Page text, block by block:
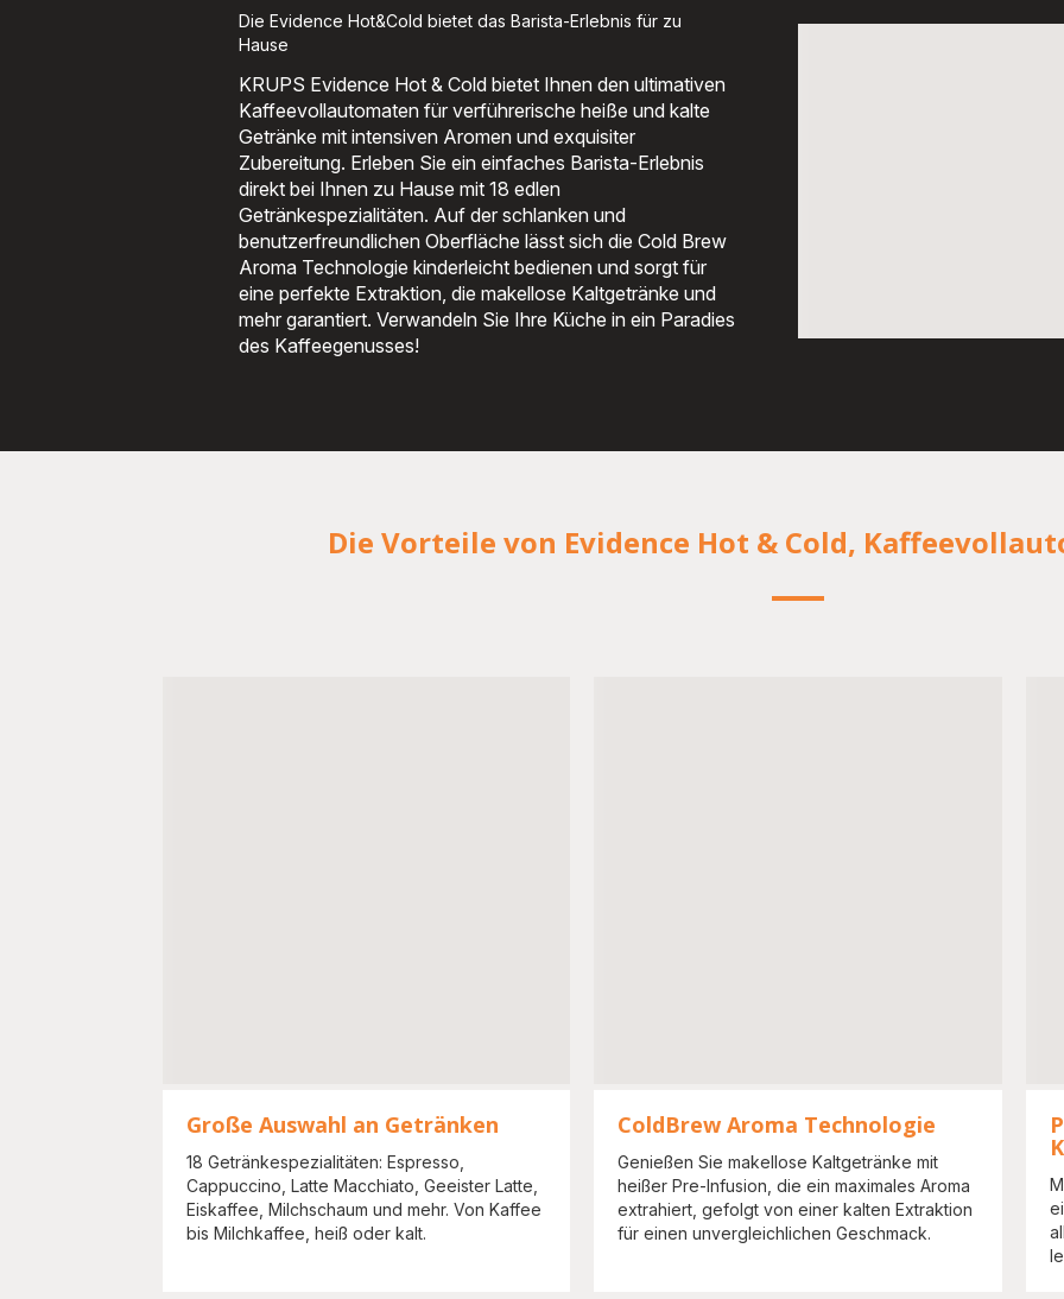
Die Evidence Hot&Cold bietet das Barista-Erlebnis für zu
Hause
KRUPS Evidence Hot & Cold bietet Ihnen den ultimativen
Kaffeevollautomaten für verführerische heiße und kalte
Getränke mit intensiven Aromen und exquisiter
Zubereitung. Erleben Sie ein einfaches Barista-Erlebnis
direkt bei Ihnen zu Hause mit 18 edlen
Getränkespezialitäten. Auf der schlanken und
benutzerfreundlichen Oberfläche lässt sich die Cold Brew
Aroma Technologie kinderleicht bedienen und sorgt für
eine perfekte Extraktion, die makellose Kaltgetränke und
mehr garantiert. Verwandeln Sie Ihre Küche in ein Paradies
des Kaffeegenusses!
Die Vorteile von Evidence Hot & Cold,
Große Auswahl an Getränken
18 Getränkespezialitäten: Espresso,
Cappuccino, Latte Macchiato, Geeister Latte,
Eiskaffee, Milchschaum und mehr. Von Kaffee
bis Milchkaffee, heiß oder kalt.
ColdBrew Aroma Technologie
Genießen Sie makellose Kaltgetränke mit
heißer Pre-Infusion, die ein maximales Aroma
extrahiert, gefolgt von einer kalten Extraktion
für einen unvergleichlichen Geschmack.